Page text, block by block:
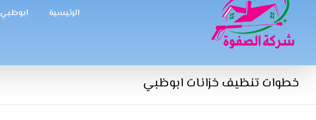
الرئيسية ابوظبي
خطوات تنظيف خزانات ابوظبي